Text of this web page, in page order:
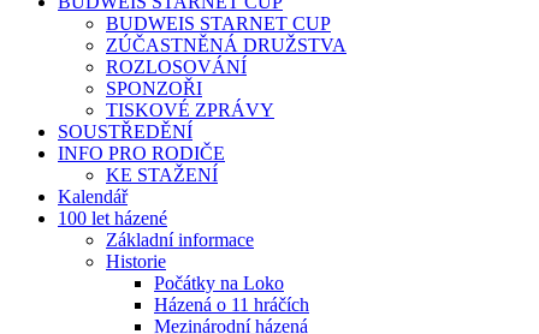
BUDWEIS STARNET CUP
ZÚČASTNĚNÁ DRUŽSTVA
ROZLOSOVÁNÍ
SPONZOŘI
TISKOVÉ ZPRÁVY
SOUSTŘEDĚNÍ
INFO PRO RODIČE
KE STAŽENÍ
Kalendář
100 let házené
Základní informace
Historie
Počátky na Loko
Házená o 11 hráčích
Mezinárodní házená